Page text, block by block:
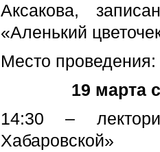
Аксакова,
«Аленький
Место
19 марта
14:30 –
Хабаровской»